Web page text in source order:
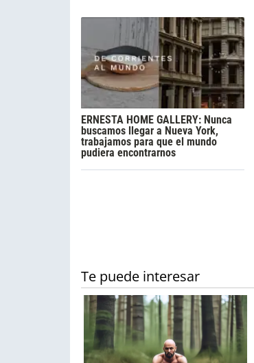
ERNESTA HOME GALLERY: Nunca
buscamos llegar a Nueva York,
trabajamos para que el mundo
pudiera encontrarnos